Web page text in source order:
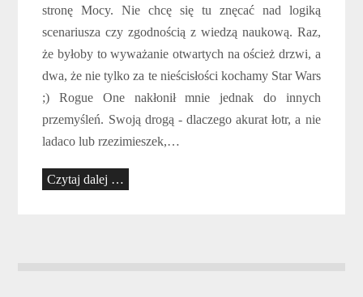
stronę Mocy. Nie chcę się tu znęcać nad logiką
scenariusza czy zgodnością z wiedzą naukową. Raz,
że byłoby to wyważanie otwartych na oścież drzwi, a
dwa, że nie tylko za te nieścisłości kochamy Star Wars
;) Rogue One nakłonił mnie jednak do innych
przemyśleń. Swoją drogą - dlaczego akurat łotr, a nie
ladaco lub rzezimieszek,…
Czytaj dalej …